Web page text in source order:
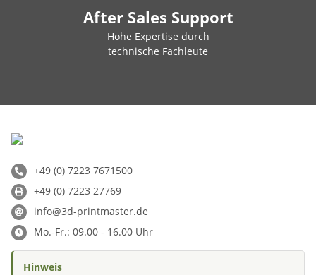
After Sales Support
Hohe Expertise durch
technische Fachleute
+49 (0) 7223 7671500
+49 (0) 7223 27769
info@3d-printmaster.de
Mo.-Fr.: 09.00 - 16.00 Uhr
Hinweis